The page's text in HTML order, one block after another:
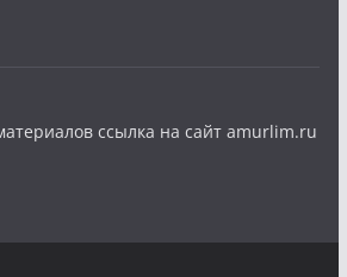
ссылка на сайт amurlim.ru